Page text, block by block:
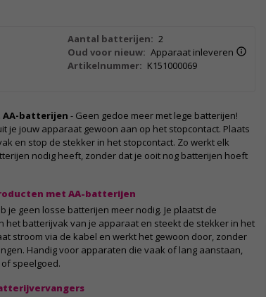
Aantal batterijen: 2
Oud voor nieuw: Apparaat inleveren
Artikelnummer: K151000069
AA-batterijen - Geen gedoe meer met lege batterijen!
je jouw apparaat gewoon aan op het stopcontact. Plaats
en stop de stekker in het stopcontact. Zo werkt elk
nodig heeft, zonder dat je ooit nog batterijen hoeft
met AA-batterijen
je geen losse batterijen meer nodig. Je plaatst de
het batterijvak van je apparaat en steekt de stekker in het
stroom via de kabel en werkt het gewoon door, zonder
Handig voor apparaten die vaak of lang aanstaan,
speelgoed.